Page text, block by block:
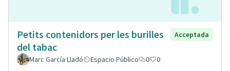
Petits contenidors per les burilles
del tabac
Acceptada
Marc García Lladó Espacio Público 0 0